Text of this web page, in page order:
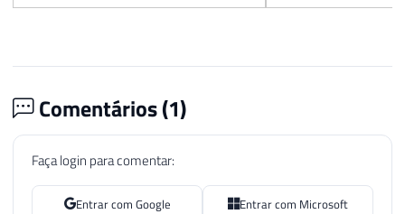
Comentários (1)
Faça login para comentar:
Entrar com Google Entrar com Microsoft